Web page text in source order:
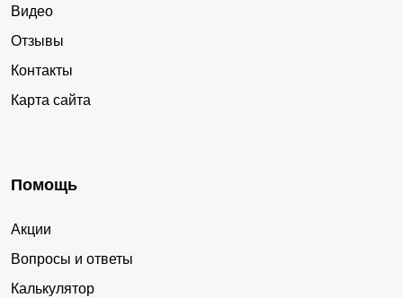
Видео
Отзывы
Контакты
Карта сайта
Помощь
Акции
Вопросы и ответы
Калькулятор